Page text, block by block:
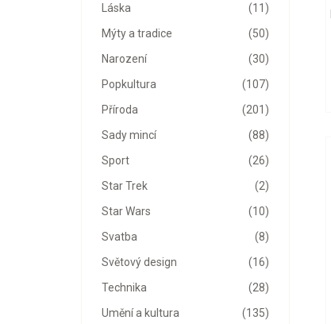
(11)
Láska
(50)
Mýty a tradice
(30)
Narození
(107)
Popkultura
(201)
Příroda
(88)
Sady mincí
(26)
Sport
(2)
Star Trek
(10)
Star Wars
(8)
Svatba
(16)
Světový design
(28)
Technika
(135)
Umění a kultura